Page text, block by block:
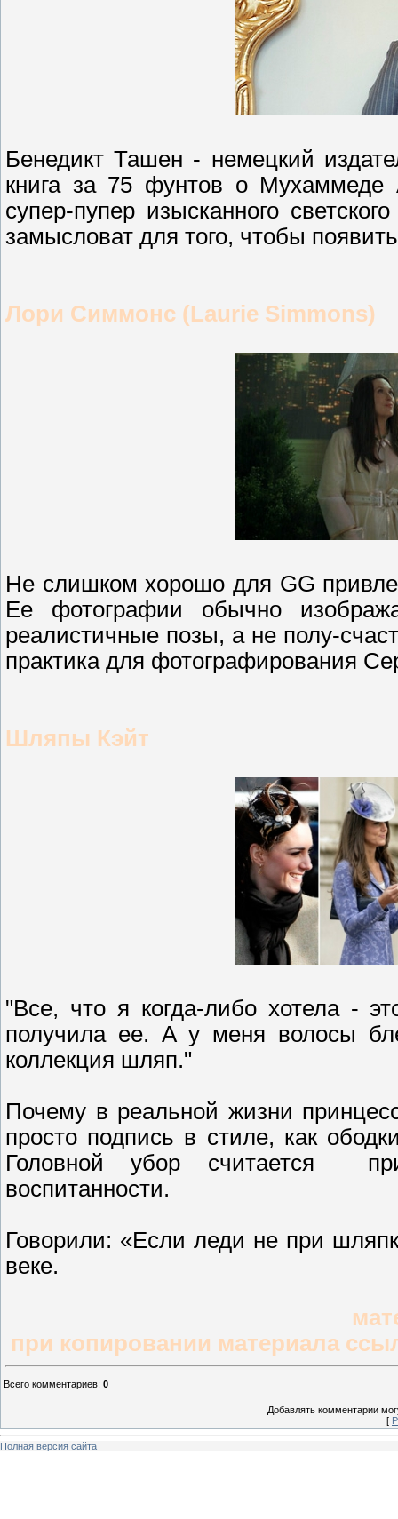
Бенедикт Ташен - немецкий
книга за 75 фунтов о Мухаммеде
супер-пупер изысканного
замысловат для того, чтобы
Лори Симмонс (Laurie Simmons)
Не слишком хорошо для GG
Ее фотографии обычно
реалистичные позы, а не полу-
практика для фотографирования
Шляпы Кэйт
"Все, что я когда-либо хотела -
получила ее. А у меня волосы
коллекция шляп."
Почему в реальной жизни
просто подпись в стиле, как
Головной убор считается
воспитанности.
Говорили: «Если леди не при
веке.
при копировании материала
Всего комментариев: 0
Добавлять комментарии
[
Полная версия сайта